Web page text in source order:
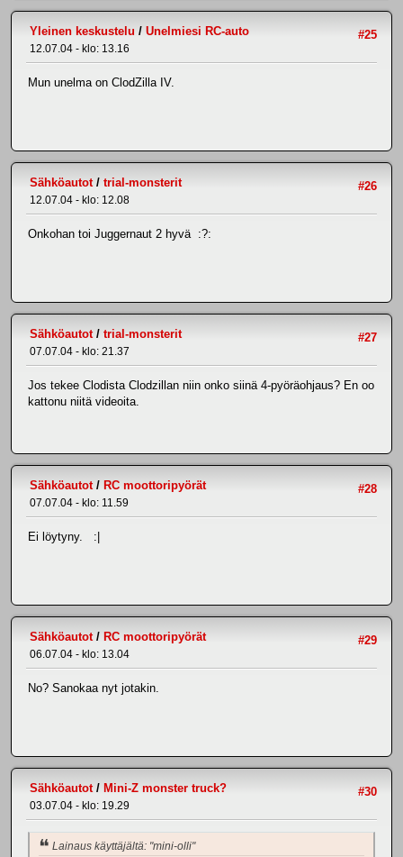
#25
Yleinen keskustelu / Unelmiesi RC-auto
12.07.04 - klo: 13.16
Mun unelma on ClodZilla IV.
#26
Sähköautot/ trial-monsterit
12.07.04 - klo: 12.08
Onkohan toi Juggernaut 2 hyvä :?:
#27
Sähköautot/ trial-monsterit
07.07.04 - klo: 21.37
Jos tekee Clodista Clodzillan niin onko siinä 4-pyöräohjaus? En oo
kattonu niitä videoita.
#28
Sähköautot/ RC moottoripyörät
07.07.04 - klo: 11.59
Ei löytyny. :|
#29
Sähköautot/ RC moottoripyörät
06.07.04 - klo: 13.04
No? Sanokaa nyt jotakin.
#30
Sähköautot/ Mini-Z monster truck?
03.07.04 - klo: 19.29
Lainaus käyttäjältä: "mini-olli"